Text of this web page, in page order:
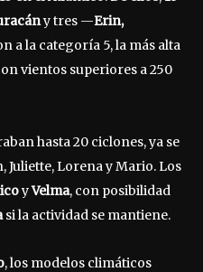
y tres —Erin,
a la categoría 5, la más alta
vientos superiores a 250
hasta 20 ciclones, ya se
Lorena y Mario. Los
yVelma, con posibilidad
si la actividad se mantiene.
, los modelos climáticos